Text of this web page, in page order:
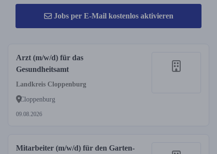
Jobs per E-Mail kostenlos aktivieren
Arzt (m/w/d) für das
Gesundheitsamt
Landkreis Cloppenburg
Cloppenburg
09.08.2026
Mitarbeiter (m/w/d) für den Garten-